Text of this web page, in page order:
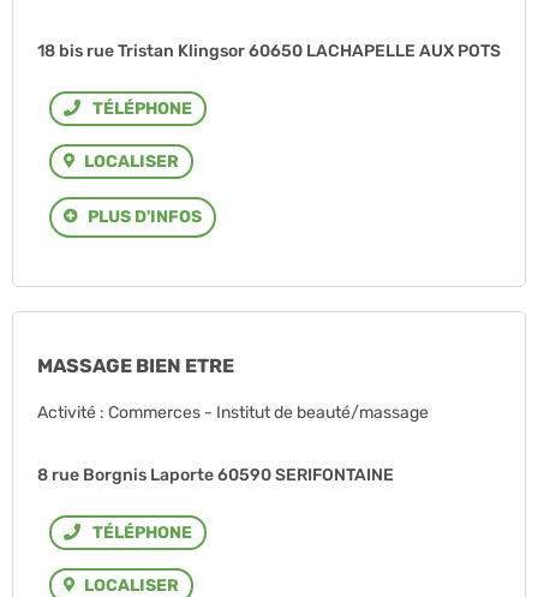
18 bis rue Tristan Klingsor 60650 LACHAPELLE AUX POTS
Téléphone
LOCALISER
PLUS D'INFOS
MASSAGE BIEN ETRE
Activité : Commerces - Institut de beauté/massage
8 rue Borgnis Laporte 60590 SERIFONTAINE
Téléphone
LOCALISER